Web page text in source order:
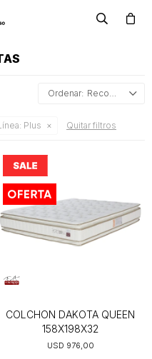
Recomendados
Plus Quitar filtros
COLCHON DAKOTA QUEEN
158X198X32
USD 976,00